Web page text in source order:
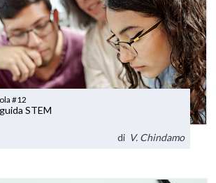
Appunti per la scuola #12
STEM
di V. Chindamo